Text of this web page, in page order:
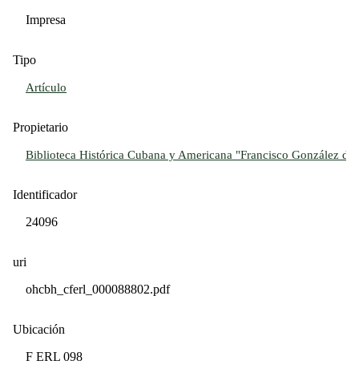
Impresa
Tipo
Artículo
Propietario
Biblioteca Histórica Cubana y Americana "Francisco González
Identificador
24096
uri
ohcbh_cferl_000088802.pdf
Ubicación
F ERL 098